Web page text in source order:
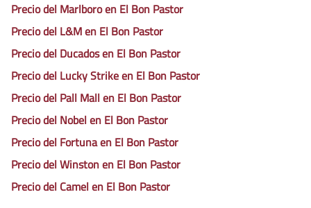
Precio del Marlboro en El Bon Pastor
Precio del L&M en El Bon Pastor
Precio del Ducados en El Bon Pastor
Precio del Lucky Strike en El Bon Pastor
Precio del Pall Mall en El Bon Pastor
Precio del Nobel en El Bon Pastor
Precio del Fortuna en El Bon Pastor
Precio del Winston en El Bon Pastor
Precio del Camel en El Bon Pastor